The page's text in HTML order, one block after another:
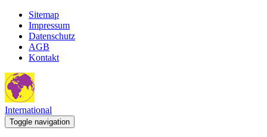
Sitemap
Impressum
Datenschutz
AGB
Kontakt
International
Toggle navigation